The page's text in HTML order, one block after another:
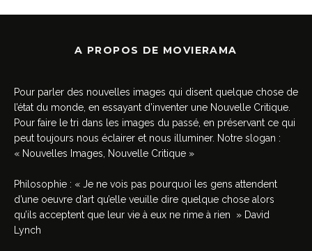
A PROPOS DE MOVIERAMA
Pour parler des nouvelles images qui disent quelque chose de
l’état du monde, en essayant d’inventer une Nouvelle Critique.
Pour faire le tri dans les images du passé, en préservant ce qui
peut toujours nous éclairer et nous illuminer. Notre slogan :
« Nouvelles Images, Nouvelle Critique »
Philosophie : « Je ne vois pas pourquoi les gens attendent
d’une oeuvre d’art qu’elle veuille dire quelque chose alors
qu’ils acceptent que leur vie à eux ne rime à rien » David
Lynch